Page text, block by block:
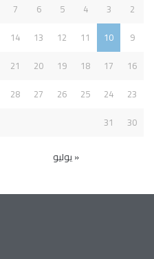
2
3
4
5
6
7
9
10
11
12
13
14
16
17
18
19
20
21
23
24
25
26
27
28
30
31
« يوليو